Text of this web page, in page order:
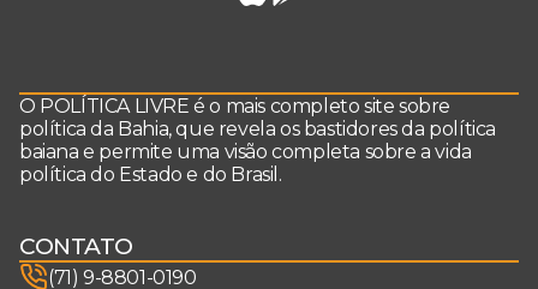
O POLÍTICA LIVRE é o mais completo site sobre
política da Bahia, que revela os bastidores da política
baiana e permite uma visão completa sobre a vida
política do Estado e do Brasil.
CONTATO
(71) 9-8801-0190